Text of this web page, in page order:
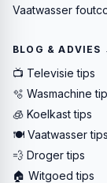
Vaatwasser
BLOG & ADVIES
📺 Televisie tips
🫧 Wasmachine
🧊 Koelkast tips
🍽️ Vaatwasser tips
💨 Droger tips
🏠 Witgoed tips